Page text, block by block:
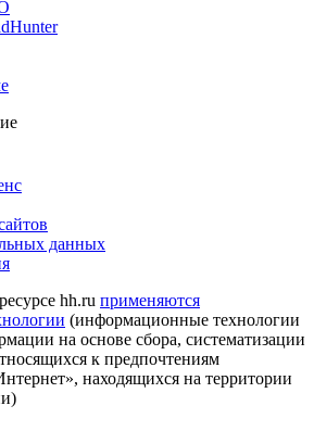
данных
hh.ru применяются
(информационные технологии
на основе сбора, систематизации
к предпочтениям
находящихся на территории